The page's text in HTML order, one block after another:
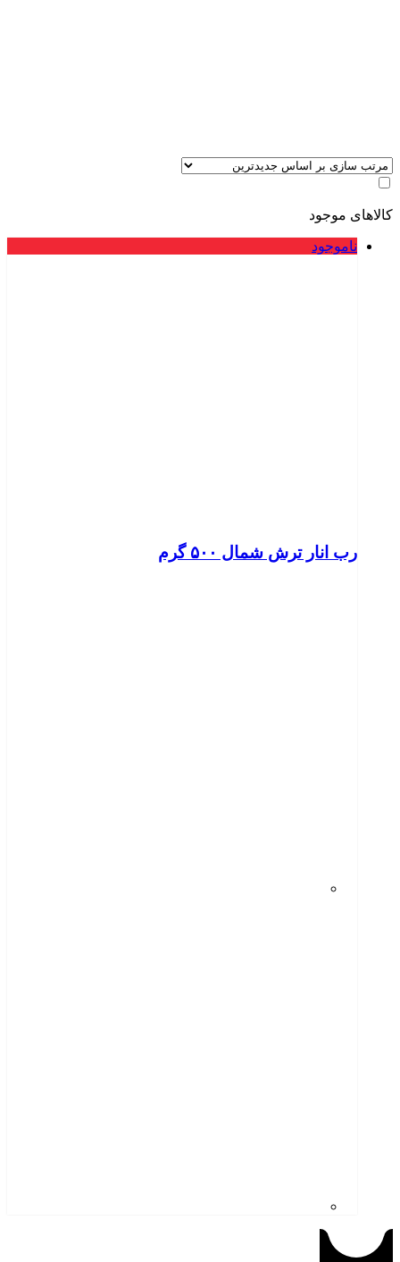
کالاهای موجود
ناموجود
رب انار ترش شمال ۵۰۰ گرم